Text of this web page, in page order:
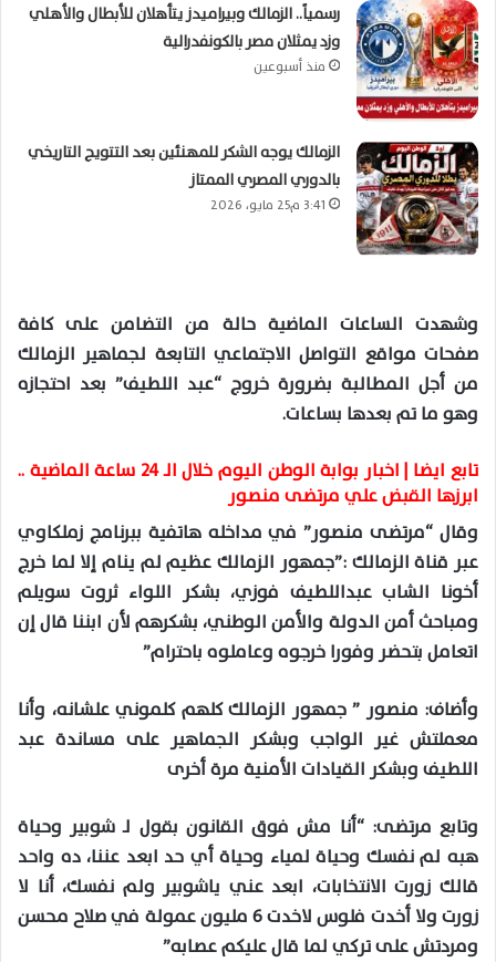
رسمياً.. الزمالك وبيراميدز يتأهلان للأبطال والأهلي
وزد يمثلان مصر بالكونفدرالية
منذ أسبوعين
الزمالك يوجه الشكر للمهنئين بعد التتويج التاريخي
بالدوري المصري الممتاز
3:41 م25 مايو، 2026
وشهدت الساعات الماضية حالة من التضامن على كافة
صفحات مواقع التواصل الاجتماعي التابعة لجماهير الزمالك
من أجل المطالبة بضرورة خروج “عبد اللطيف” بعد احتجازه
وهو ما تم بعدها بساعات.
تابع ايضا |
اخبار بوابة الوطن اليوم خلال الـ 24 ساعة الماضية ..
ابرزها القبض علي مرتضى منصور
وقال “مرتضى منصور” في مداخله هاتفية ببرنامج زملكاوي
عبر قناة الزمالك :”جمهور الزمالك عظيم لم ينام إلا لما خرج
أخونا الشاب عبداللطيف فوزي، بشكر اللواء ثروت سويلم
ومباحث أمن الدولة والأمن الوطني، بشكرهم لأن ابننا قال إن
اتعامل بتحضر وفورا خرجوه وعاملوه باحترام”
وأضاف: منصور ” جمهور الزمالك كلهم كلموني علشانه، وأنا
معملتش غير الواجب وبشكر الجماهير على مساندة عبد
اللطيف وبشكر القيادات الأمنية مرة أخرى
وتابع مرتضى: “أنا مش فوق القانون بقول لـ شوبير وحياة
هبه لم نفسك وحياة لمياء وحياة أي حد ابعد عننا، ده واحد
قالك زورت الانتخابات، ابعد عني ياشوبير ولم نفسك، أنا لا
زورت ولا أخدت فلوس لاخدت 6 مليون عمولة في صلاح محسن
ومردتش على تركي لما قال عليكم عصابه”